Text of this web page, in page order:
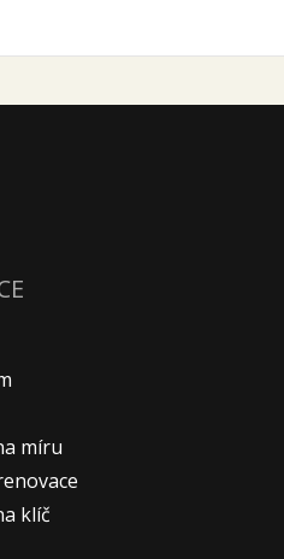
míru
klíč